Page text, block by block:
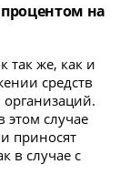
на
так же, как и
средств
этом случае
приносят
в случае с